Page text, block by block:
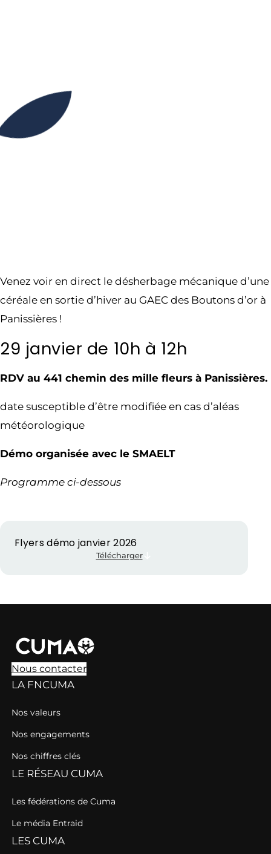
10H00
Venez voir en direct le désherbage mécanique d’une
céréale en sortie d’hiver au GAEC des Boutons d’or à
Panissières !
29 janvier de 10h à 12h
RDV au 441 chemin des mille fleurs à Panissières.
date susceptible d’être modifiée en cas d’aléas
météorologique
Démo organisée avec le SMAELT
Programme ci-dessous
Flyers démo janvier 2026
Télécharger
Nous contacter
LA FNCUMA
Nos valeurs
Nos engagements
Nos chiffres clés
LE RÉSEAU CUMA
Les fédérations de Cuma
Le média Entraid
LES CUMA